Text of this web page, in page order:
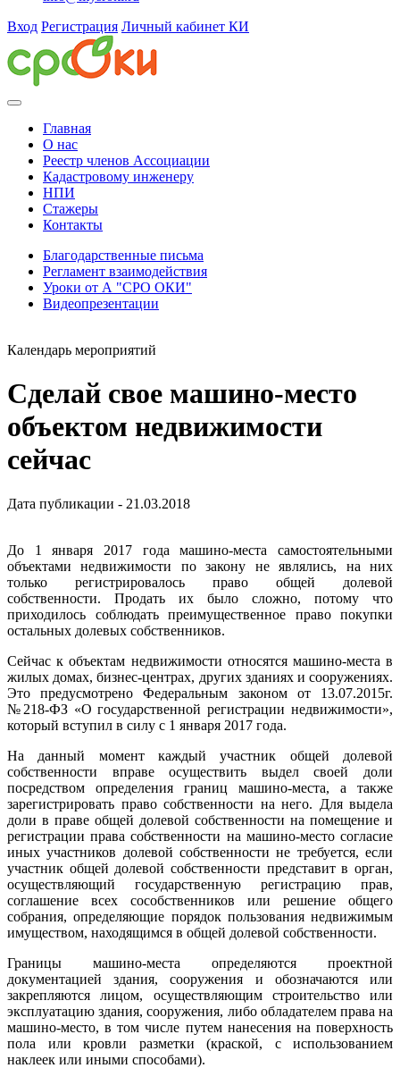
Вход Регистрация Личный кабинет КИ
Главная
О нас
Реестр членов Ассоциации
Кадастровому инженеру
НПИ
Стажеры
Контакты
Благодарственные письма
Регламент взаимодействия
Уроки от А "СРО ОКИ"
Видеопрезентации
Календарь мероприятий
Сделай свое машино-место
объектом недвижимости
сейчас
Дата публикации - 21.03.2018
До 1 января 2017 года машино-места самостоятельными
объектами недвижимости по закону не являлись, на них
только регистрировалось право общей долевой
собственности. Продать их было сложно, потому что
приходилось соблюдать преимущественное право покупки
остальных долевых собственников.
Сейчас к объектам недвижимости относятся машино-места в
жилых домах, бизнес-центрах, других зданиях и сооружениях.
Это предусмотрено Федеральным законом от 13.07.2015г.
№218-ФЗ «О государственной регистрации недвижимости»,
который вступил в силу с 1 января 2017 года.
На данный момент каждый участник общей долевой
собственности вправе осуществить выдел своей доли
посредством определения границ машино-места, а также
зарегистрировать право собственности на него. Для выдела
доли в праве общей долевой собственности на помещение и
регистрации права собственности на машино-место согласие
иных участников долевой собственности не требуется, если
участник общей долевой собственности представит в орган,
осуществляющий государственную регистрацию прав,
соглашение всех сособственников или решение общего
собрания, определяющие порядок пользования недвижимым
имуществом, находящимся в общей долевой собственности.
Границы машино-места определяются проектной
документацией здания, сооружения и обозначаются или
закрепляются лицом, осуществляющим строительство или
эксплуатацию здания, сооружения, либо обладателем права на
машино-место, в том числе путем нанесения на поверхность
пола или кровли разметки (краской, с использованием
наклеек или иными способами).